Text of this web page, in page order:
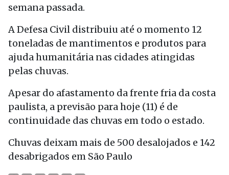
semana passada.
A Defesa Civil distribuiu até o momento 12
toneladas de mantimentos e produtos para
ajuda humanitária nas cidades atingidas
pelas chuvas.
Apesar do afastamento da frente fria da costa
paulista, a previsão para hoje (11) é de
continuidade das chuvas em todo o estado.
Chuvas deixam mais de 500 desalojados e 142
desabrigados em São Paulo